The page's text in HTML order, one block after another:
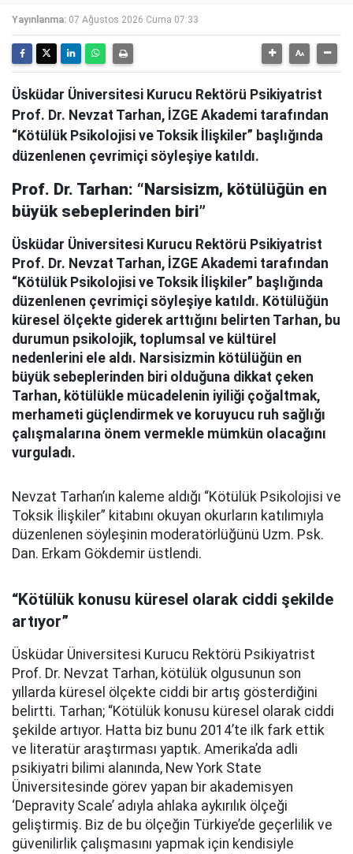
Yayınlanma: 07 Ağustos 2026 Cuma 07:33
Üsküdar Üniversitesi Kurucu Rektörü Psikiyatrist
Prof. Dr. Nevzat Tarhan, İZGE Akademi tarafından
“Kötülük Psikolojisi ve Toksik İlişkiler” başlığında
düzenlenen çevrimiçi söyleşiye katıldı.
Prof. Dr. Tarhan: “Narsisizm, kötülüğün en
büyük sebeplerinden biri”
Üsküdar Üniversitesi Kurucu Rektörü Psikiyatrist
Prof. Dr. Nevzat Tarhan, İZGE Akademi tarafından
“Kötülük Psikolojisi ve Toksik İlişkiler” başlığında
düzenlenen çevrimiçi söyleşiye katıldı. Kötülüğün
küresel ölçekte giderek arttığını belirten Tarhan, bu
durumun psikolojik, toplumsal ve kültürel
nedenlerini ele aldı. Narsisizmin kötülüğün en
büyük sebeplerinden biri olduğuna dikkat çeken
Tarhan, kötülükle mücadelenin iyiliği çoğaltmak,
merhameti güçlendirmek ve koruyucu ruh sağlığı
çalışmalarına önem vermekle mümkün olacağını
vurguladı.
Nevzat Tarhan’ın kaleme aldığı “Kötülük Psikolojisi ve
Toksik İlişkiler” kitabını okuyan okurların katılımıyla
düzenlenen söyleşinin moderatörlüğünü Uzm. Psk.
Dan. Erkam Gökdemir üstlendi.
“Kötülük konusu küresel olarak ciddi şekilde
artıyor”
Üsküdar Üniversitesi Kurucu Rektörü Psikiyatrist
Prof. Dr. Nevzat Tarhan, kötülük olgusunun son
yıllarda küresel ölçekte ciddi bir artış gösterdiğini
belirtti. Tarhan; “Kötülük konusu küresel olarak ciddi
şekilde artıyor. Hatta biz bunu 2014’te ilk fark ettik
ve literatür araştırması yaptık. Amerika’da adli
psikiyatri bilimi alanında, New York State
Üniversitesinde görev yapan bir akademisyen
‘Depravity Scale’ adıyla ahlaka aykırılık ölçeği
geliştirmiş. Biz de bu ölçeğin Türkiye’de geçerlilik ve
güvenilirlik çalışmasını yapmak için kendisiyle